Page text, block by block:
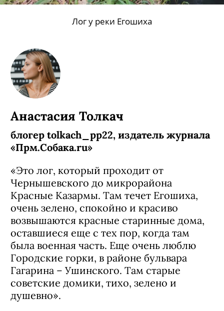
Анастасия Толкач
блогер tolkach_pp22, издатель журнала
«Прм.Собака.ru»
«Это лог, который проходит от
Чернышевского до микрорайона
Красные Казармы. Там течет Егошиха,
очень зелено, спокойно и красиво
возвышаются красные старинные дома,
оставшиеся еще с тех пор, когда там
была военная часть. Еще очень люблю
Городские горки, в районе бульвара
Гагарина – Ушинского. Там старые
советские домики, тихо, зелено и